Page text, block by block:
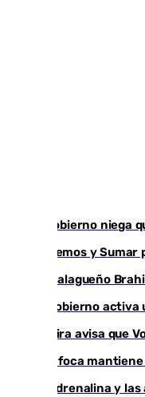
El Gobierno
Podemos y
El malagueño
El Gobierno
Gavira avisa que
El Infoca
La adrenalina y